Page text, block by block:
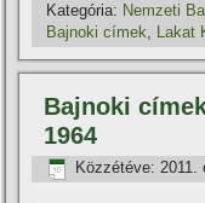
Kategória: Nemzeti
Bajnoki cí­mek, Lakat
Bajnoki
1964
Közzétéve: 2011.